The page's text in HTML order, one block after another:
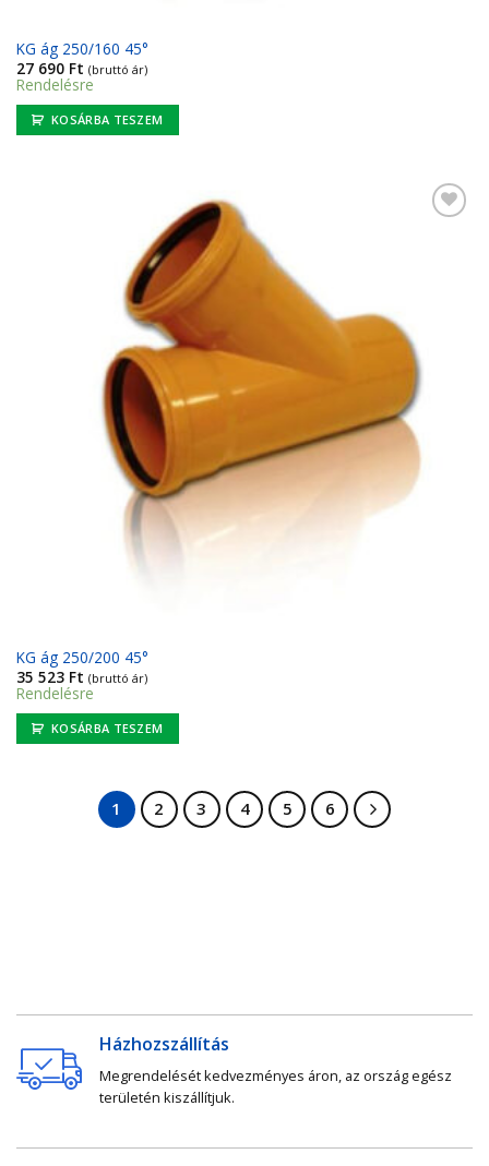
KG ág 250/160 45°
27 690 Ft (bruttó ár)
Rendelésre
KOSÁRBA TESZEM
KG ág 250/200 45°
35 523 Ft (bruttó ár)
Rendelésre
KOSÁRBA TESZEM
1 2 3 4 5 6
Házhozszállítás
Megrendelését kedvezményes áron, az ország egész
területén kiszállítjuk.